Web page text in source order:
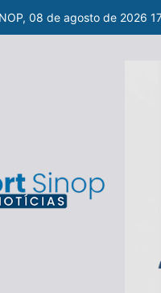
08 de agosto de 2026